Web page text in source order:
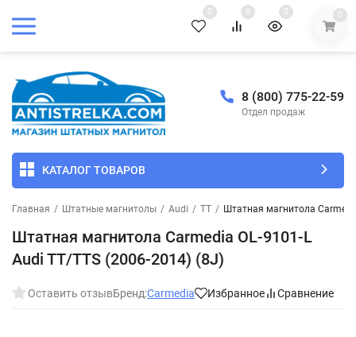
0 0 0 0
8 (800) 775-22-59
Отдел продаж
КАТАЛОГ ТОВАРОВ
Главная / Штатные магнитолы / Audi / TT / Штатная магнитола
Штатная магнитола Carmedia OL-9101-L
Audi TT/TTS (2006-2014) (8J)
Оставить отзывБренд:Carmedia Избранное Сравнение